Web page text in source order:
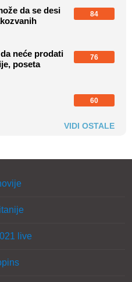
da se desi
84
neće prodati
poseta
76
60
VIDI OSTALE
live